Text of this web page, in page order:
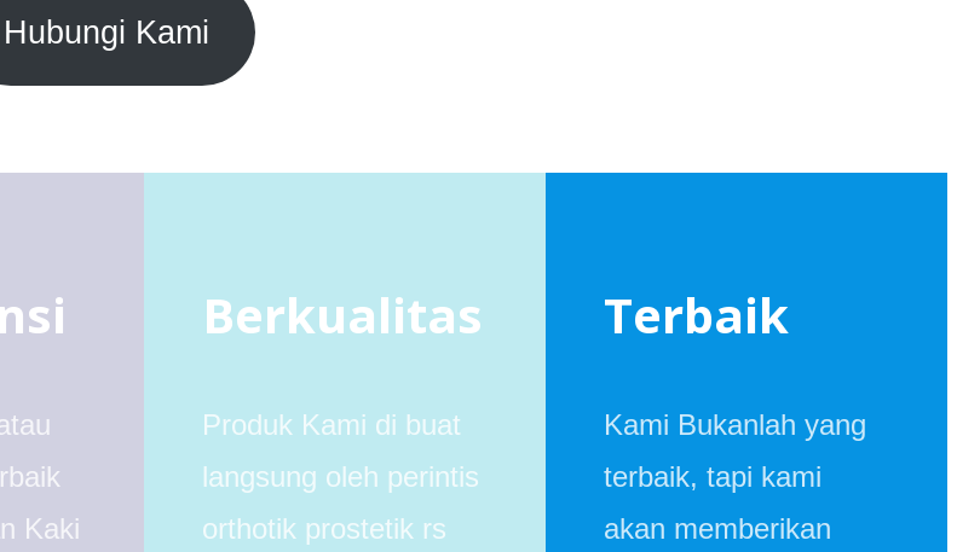
Hubungi Kami
Kaki
Berkualitas
Produk Kami di buat
langsung oleh perintis
orthotik prostetik rs
Terbaik
Kami Bukanlah yang
terbaik, tapi kami
akan memberikan